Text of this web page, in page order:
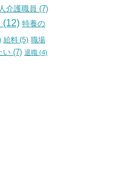
介護職員 (7)
(12) 特養の
給料 (5) 職場
い (7) 退職 (4)